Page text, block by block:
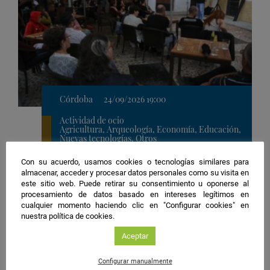
Córdoba
24/09/2026 19:00
Actividad de ocio
Agricultura, Arqueología, Economía, Educación,
Nuevas tecnologías, Otros
de
la
actividad
5. Bocados de Ciencia | Bar 'El Barón'
Ciencia en el bar
Organiza:Universidad de Córdoba
Guardar
actividad
Con su acuerdo, usamos cookies o tecnologías similares para
almacenar, acceder y procesar datos personales como su visita en
este sitio web. Puede retirar su consentimiento u oponerse al
procesamiento de datos basado en intereses legítimos en
cualquier momento haciendo clic en "Configurar cookies" en
nuestra política de cookies.
Aceptar
Configurar manualmente